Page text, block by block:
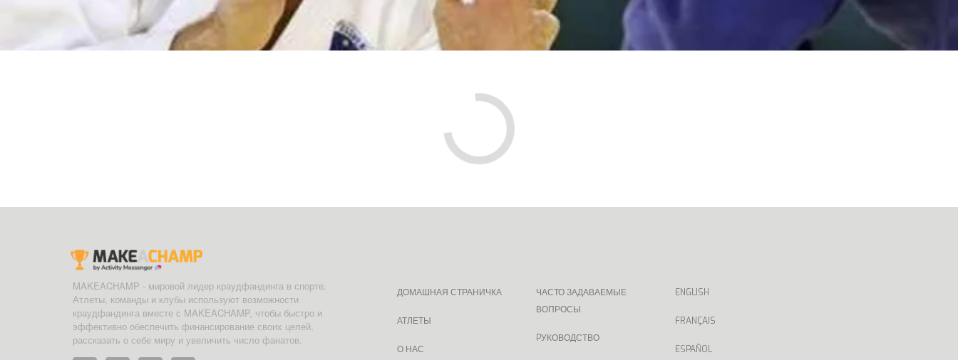
MAKEACHAMP - мировой лидер краудфандинга в спорте.
Атлеты, команды и клубы используют возможности
краудфандинга вместе с MAKEACHAMP, чтобы быстро и
эффективно обеспечить финансирование своих целей,
рассказать о себе миру и увеличить число фанатов.
ДОМАШНАЯ СТРАНИЧКА
АТЛЕТЫ
О НАС
ЧАСТО ЗАДАВАЕМЫЕ
ВОПРОСЫ
PУКОВОДСТВО
ENGLISH
FRANÇAIS
ESPAÑOL